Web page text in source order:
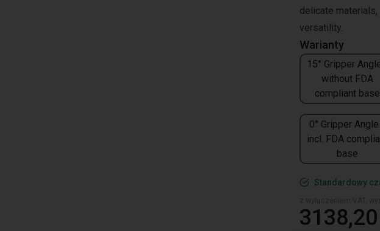
Warianty
15° Gripper
without FDA
compliant base
0° Gripper
incl. FDA
base
delicate
versatility.
Standardowy
3138,20